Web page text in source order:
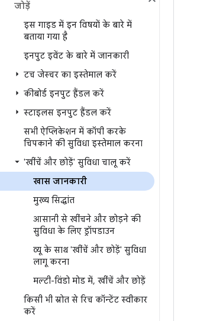
जोड़ें
इस गाइड में इन विषयों के बारे में
बताया गया है
इनपुट इवेंट के बारे में जानकारी
टच जेस्चर का इस्तेमाल करें
कीबोर्ड इनपुट हैंडल करें
स्टाइलस इनपुट हैंडल करें
सभी ऐप्लिकेशन में कॉपी करके
चिपकाने की सुविधा इस्तेमाल करना
'खींचें और छोड़ें' सुविधा चालू करें
खास जानकारी
मुख्य सिद्धांत
आसानी से खींचने और छोड़ने की
सुविधा के लिए ड्रॉपडाउन
व्यू के साथ 'खींचें और छोड़ें' सुविधा
लागू करना
मल्टी-विंडो मोड में, खींचें और छोड़ें
किसी भी स्रोत से रिच कॉन्टेंट स्वीकार
करें